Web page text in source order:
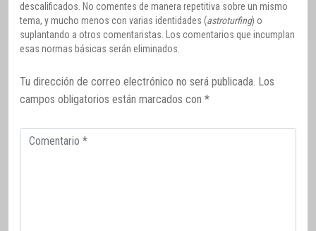
descalificados. No comentes de manera repetitiva sobre un mismo
tema, y mucho menos con varias identidades (astroturfing) o
suplantando a otros comentaristas. Los comentarios que incumplan
esas normas básicas serán eliminados.
Tu dirección de correo electrónico no será publicada. Los
campos obligatorios están marcados con *
Comentario